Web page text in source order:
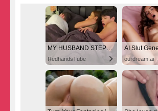
MY HUSBAND STEPSON MISTAKENLY GIVES ME IN THE ASS
RedhandsTube ourdream.ai